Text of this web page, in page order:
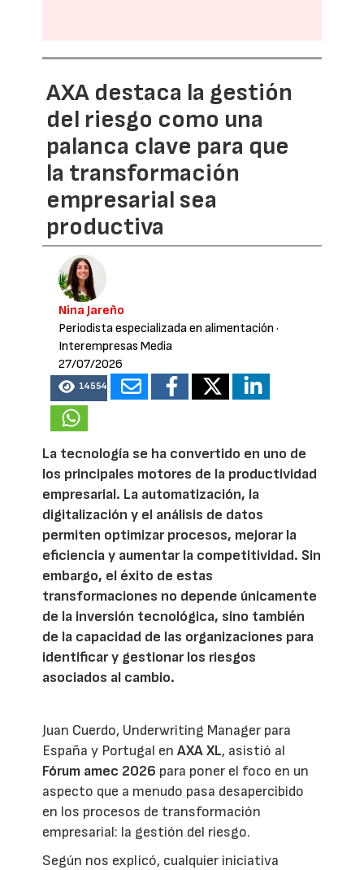
AXA destaca la gestión
del riesgo como una
palanca clave para que
la transformación
empresarial sea
productiva
Nina Jareño
Periodista especializada en alimentación ·
Interempresas Media
27/07/2026
14554
La tecnología se ha convertido en uno de
los principales motores de la productividad
empresarial. La automatización, la
digitalización y el análisis de datos
permiten optimizar procesos, mejorar la
eficiencia y aumentar la competitividad. Sin
embargo, el éxito de estas
transformaciones no depende únicamente
de la inversión tecnológica, sino también
de la capacidad de las organizaciones para
identificar y gestionar los riesgos
asociados al cambio.
Juan Cuerdo, Underwriting Manager para
España y Portugal enAXA XL, asistió al
Fórum amec 2026 para poner el foco en un
aspecto que a menudo pasa desapercibido
en los procesos de transformación
empresarial: la gestión del riesgo.
Según nos explicó, cualquier iniciativa